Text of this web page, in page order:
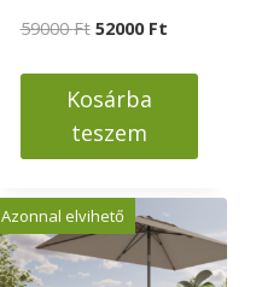
59000Ft Original
was:
59000 Ft.
52000 FtCurrent
is:
Kosárba
teszem
Azonnal elvihető